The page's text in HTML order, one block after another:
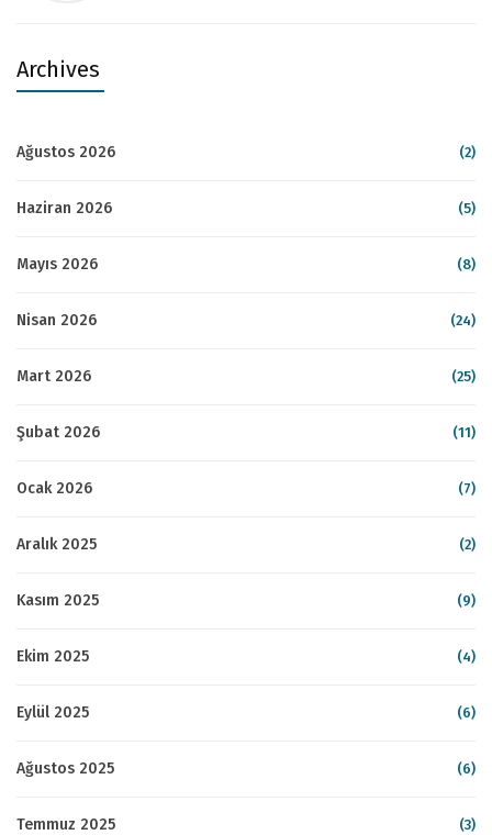
Archives
Ağustos 2026 (2)
Haziran 2026 (5)
Mayıs 2026 (8)
Nisan 2026 (24)
Mart 2026 (25)
Şubat 2026 (11)
Ocak 2026 (7)
Aralık 2025 (2)
Kasım 2025 (9)
Ekim 2025 (4)
Eylül 2025 (6)
Ağustos 2025 (6)
Temmuz 2025 (3)